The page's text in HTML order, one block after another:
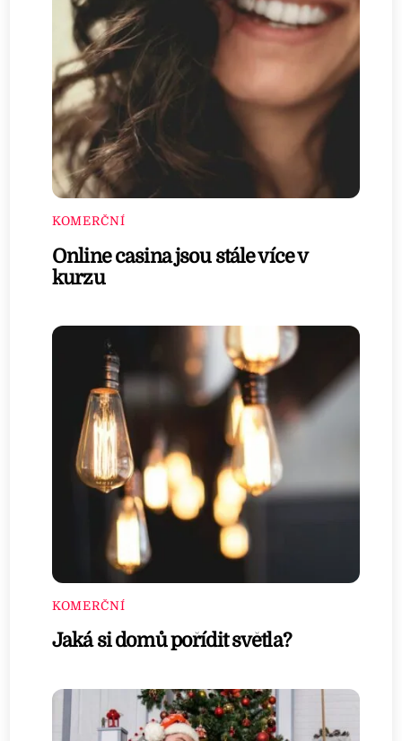
KOMERČNÍ
Online casina jsou stále více v
kurzu
KOMERČNÍ
Jaká si domů pořídit světla?